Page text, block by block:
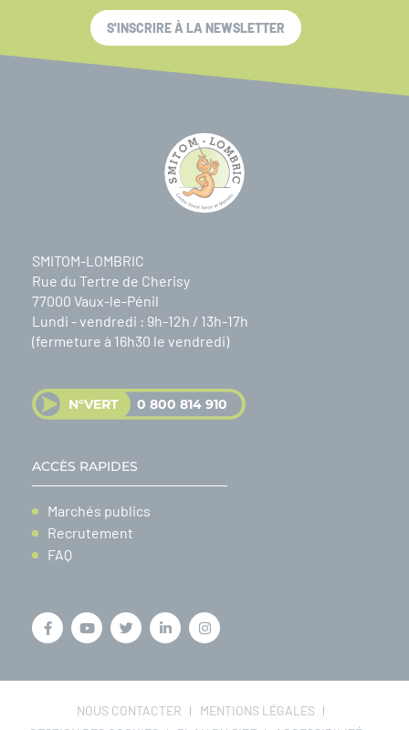
SMITOM-LOMBRIC
Rue du Tertre de Cherisy
77000 Vaux-le-Pénil
Lundi - vendredi : 9h-12h / 13h-17h
(fermeture à 16h30 le vendredi)
N°VERT 0 800 814 910
ACCÈS RAPIDES
Marchés publics
Recrutement
FAQ
S'INSCRIRE À LA NEWSLETTER
NOUS CONTACTER
MENTIONS LÉGALES